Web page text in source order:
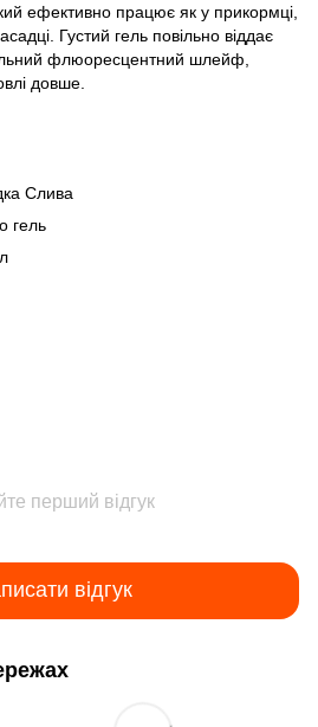
ефективно працює як у прикормці,
Густий гель повільно віддає
флюоресцентний шлейф,
довше.
Слива
гель
перший відгук
відгук